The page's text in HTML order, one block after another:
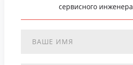
сервисного инженера